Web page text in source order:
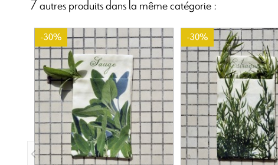
7 autres produits dans la même catégorie :
-30% -30%